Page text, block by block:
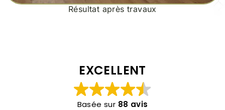
Résultat après travaux
EXCELLENT
Basée sur 88 avis